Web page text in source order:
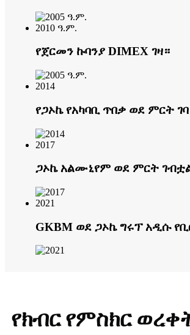
2010 ዓ.ም.
የጀርመን ኩባንያ DIMEX ገዛ።
2014
የጋኦኬ የአካባቢ ጥበቃ ወደ ምርት ገባ
2017
ጋኦኬ አልሙኒየም ወደ ምርት
2021
GKBM ወደ ጋኦኬ ግሩፕ አዲሱ
የክብር የምስክር